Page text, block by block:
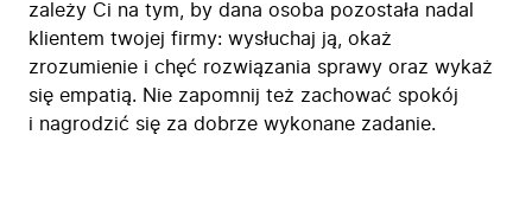
zależy Ci na tym, by dana osoba pozostała nadal
klientem twojej firmy: wysłuchaj ją, okaż
zrozumienie i chęć rozwiązania sprawy oraz wykaż
się empatią. Nie zapomnij też zachować spokój
i nagrodzić się za dobrze wykonane zadanie.